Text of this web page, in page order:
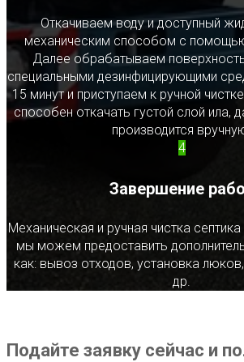
Откачиваем воду и доступный
механическим способом с
Далее обрабатываем
специальными дезинфицирующими
15 минут и приступаем к ручной
способен откачать густой слой ила,
производится
4
Завершение
Механическая и ручная чистка
мы можем предоставить
как: вывоз отходов, установка
др.
Подайте заявку сейчас и